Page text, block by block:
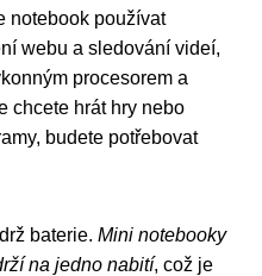
notebook používat
webu a sledování videí,
procesorem a
chcete hrát hry nebo
budete potřebovat
baterie. Mini notebooky
na jedno nabití, což je